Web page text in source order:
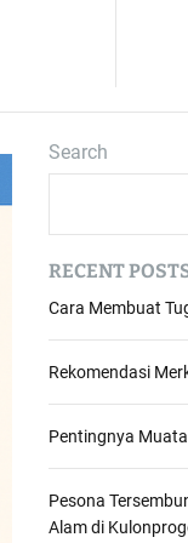
Search
RECENT
Cara Membuat
Rekomendasi
Pentingnya
Pesona
Alam di